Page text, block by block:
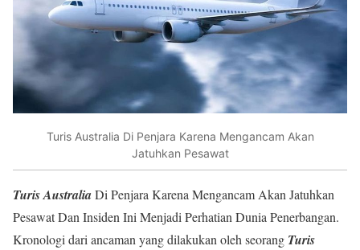
Turis Australia Di Penjara Karena Mengancam Akan
Jatuhkan Pesawat
Turis AustraliaDi Penjara Karena Mengancam Akan Jatuhkan
Pesawat Dan Insiden Ini Menjadi Perhatian Dunia Penerbangan.
Kronologi dari ancaman yang dilakukan oleh seorang Turis